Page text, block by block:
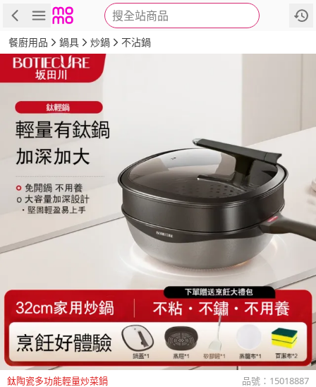
搜全站商品
商品 評價 詳情
餐廚用品 鍋具 炒鍋 不沾鍋
鈦陶瓷多功能輕量炒菜鍋 品號： 15018887